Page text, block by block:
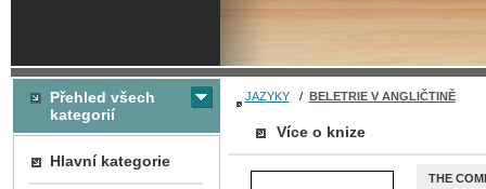
JAZYKY/ BELETRIE V ANGLIČTINĚ
Více o knize
THE
Přehled všech
kategorií
Hlavní kategorie